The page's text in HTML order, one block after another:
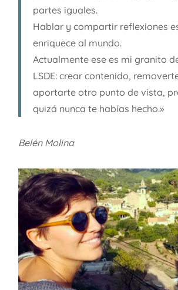
partes iguales.
Hablar y compartir reflexiones
enriquece al mundo.
Actualmente ese es mi granito
LSDE: crear contenido,
aportarte otro punto de vista,
quizá nunca te habías hecho.»
Belén Molina